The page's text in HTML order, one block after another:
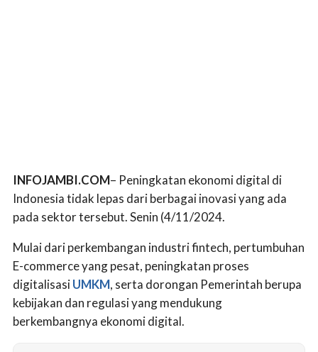
INFOJAMBI.COM– Peningkatan ekonomi digital di
Indonesia tidak lepas dari berbagai inovasi yang ada
pada sektor tersebut. Senin (4/11/2024.
Mulai dari perkembangan industri fintech, pertumbuhan
E-commerce yang pesat, peningkatan proses
digitalisasiUMKM, serta dorongan Pemerintah berupa
kebijakan dan regulasi yang mendukung
berkembangnya ekonomi digital.